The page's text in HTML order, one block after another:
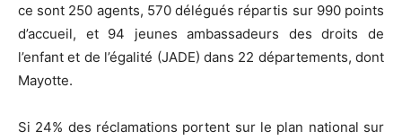
ce sont 250 agents, 570 délégués répartis sur 990 points
d’accueil, et 94 jeunes ambassadeurs des droits de
l’enfant et de l’égalité (JADE) dans 22 départements, dont
Mayotte.
Si 24% des réclamations portent sur le plan national sur